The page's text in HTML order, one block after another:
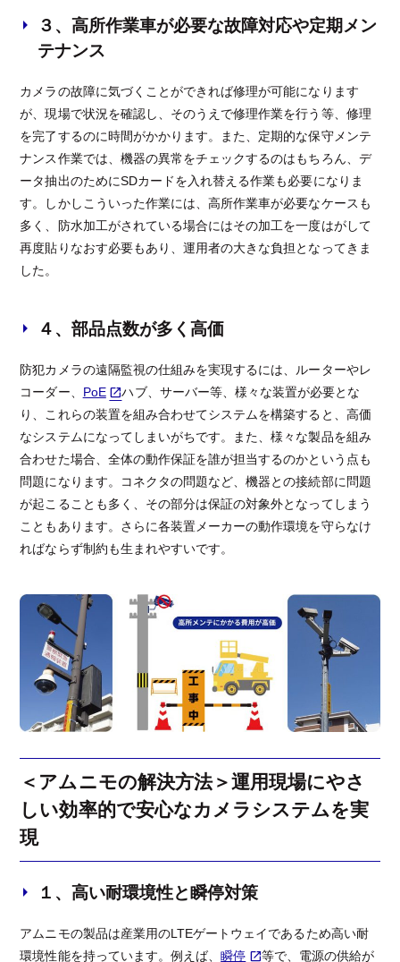
３、高所作業車が必要な故障対応や定期メン
テナンス
カメラの故障に気づくことができれば修理が可能になります
が、現場で状況を確認し、そのうえで修理作業を行う等、修理
を完了するのに時間がかかります。また、定期的な保守メンテ
ナンス作業では、機器の異常をチェックするのはもちろん、デ
ータ抽出のためにSDカードを入れ替える作業も必要になりま
す。しかしこういった作業には、高所作業車が必要なケースも
多く、防水加工がされている場合にはその加工を一度はがして
再度貼りなおす必要もあり、運用者の大きな負担となってきま
した。
４、部品点数が多く高価
防犯カメラの遠隔監視の仕組みを実現するには、ルーターやレ
コーダー、 PoE
ハブ、サーバー等、様々な装置が必要とな
り、これらの装置を組み合わせてシステムを構築すると、高価
なシステムになってしまいがちです。また、様々な製品を組み
合わせた場合、全体の動作保証を誰が担当するのかという点も
問題になります。コネクタの問題など、機器との接続部に問題
が起こることも多く、その部分は保証の対象外となってしまう
こともあります。さらに各装置メーカーの動作環境を守らなけ
ればならず制約も生まれやすいです。
＜アムニモの解決方法＞運用現場にやさ
しい効率的で安心なカメラシステムを実
現
１、高い耐環境性と瞬停対策
アムニモの製品は産業用のLTEゲートウェイであるため高い耐
環境性能を持っています。例えば、瞬停 等で、電源の供給が